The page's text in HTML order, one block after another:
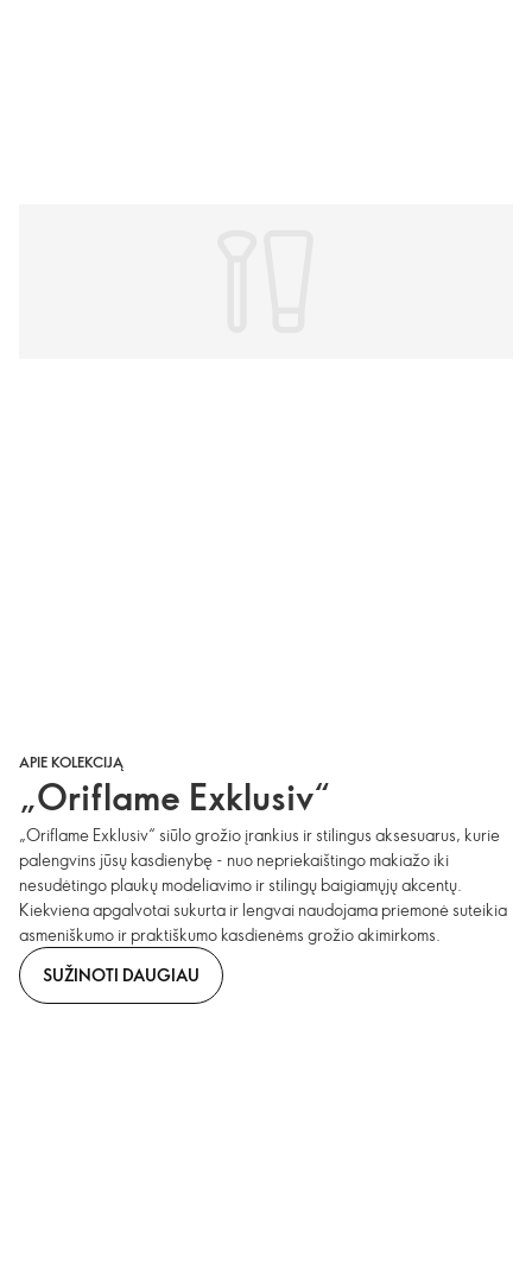
APIE KOLEKCIJĄ
„Oriflame Exklusiv“
„Oriflame Exklusiv“ siūlo grožio įrankius ir stilingus aksesuarus, kurie
palengvins jūsų kasdienybę - nuo nepriekaištingo makiažo iki
nesudėtingo plaukų modeliavimo ir stilingų baigiamųjų akcentų.
Kiekviena apgalvotai sukurta ir lengvai naudojama priemonė suteikia
asmeniškumo ir praktiškumo kasdienėms grožio akimirkoms.
SUŽINOTI DAUGIAU